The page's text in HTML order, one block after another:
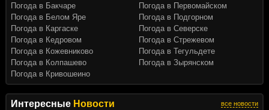
Интересные Новости все новости
Погода в Бакчаре
Погода в Белом Яре
Погода в Каргаске
Погода в Кедровом
Погода в Кожевниково
Погода в Колпашево
Погода в Кривошеино
Погода в Первомайском
Погода в Подгорном
Погода в Северске
Погода в Стрежевом
Погода в Тегульдете
Погода в Зырянском